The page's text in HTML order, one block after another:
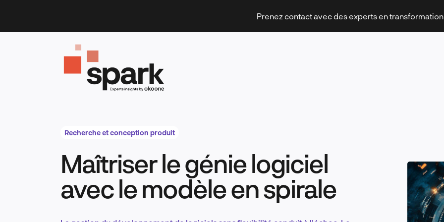
content
Prenez contact avec des experts en transformation
Technologies et innovation
Recherche et conception produit
Maîtriser le génie logiciel
avec le modèle en spirale